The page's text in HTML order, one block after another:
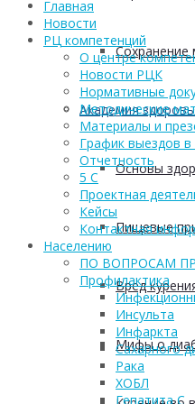
Сохранение
Академия
Основы
Пищевые
Вред
Мифы о
Главная
Новости
РЦ компетенций
О центре
Новости РЦК
Нормативные
Методические
Материалы и
График выездов
Отчетность
5 С
Проектная
Кейсы
Контактная
Населению
ПО ВОПРОСАМ
Профилактика
Инсульта
Инфаркта
Сахарного
Рака
ХОБЛ
Гепатита С